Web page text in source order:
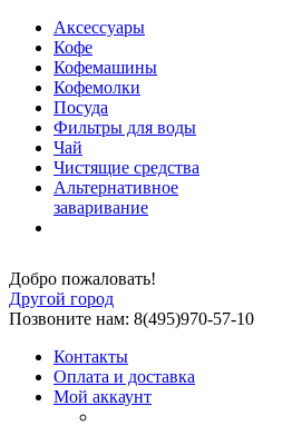
Аксессуары
Кофе
Кофемашины
Кофемолки
Посуда
Фильтры для воды
Чай
Чистящие средства
Альтернативное
заваривание
Добро пожаловать!
Другой город
Позвоните нам: 8(495)970-57-10
Контакты
Оплата и доставка
Мой аккаунт